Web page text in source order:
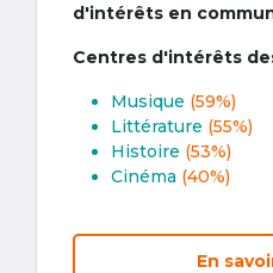
d'intérêts en
Centres d'intérêts
Musique (59%)
Littérature (55%)
Histoire (53%)
Cinéma (40%)
En